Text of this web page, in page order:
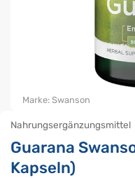
Nahrungsergänzungsmittel
Guarana
Kapseln)
Marke: Swanson